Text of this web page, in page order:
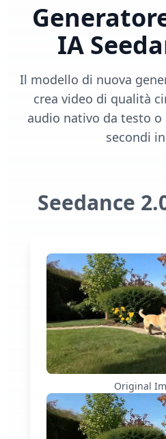
IA
Il modello di nuova
crea video di qualità
audio nativo da testo
secondi
Seedance
Original